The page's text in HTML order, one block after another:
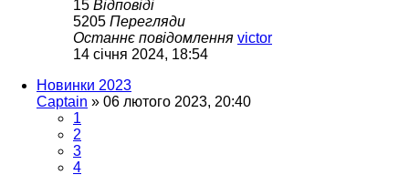
15 Відповіді
5205 Перегляди
Останнє повідомлення victor
14 січня 2024, 18:54
Новинки 2023
Captain » 06 лютого 2023, 20:40
1
2
3
4